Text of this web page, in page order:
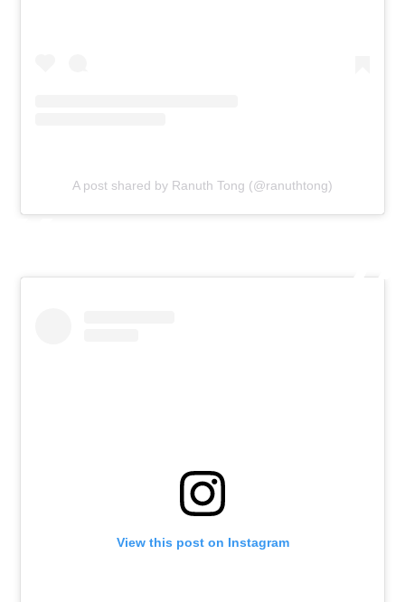
A post shared by Ranuth Tong (@ranuthtong)
View this post on Instagram